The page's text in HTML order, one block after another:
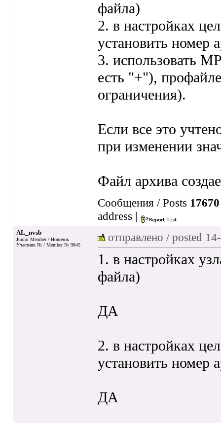
файла)
2. в настройках
установить номер
3. использовать
есть "+"),
ограничения).
Если все это
при изменении
Файл архива
Сообщения / Posts 17670
address |
AL_nvsb
Junior Member / Новичок
Участник № / Member № 9845
отправлено / posted
1. в настройках
файла)
ДА
2. в настройках
установить номер
ДА